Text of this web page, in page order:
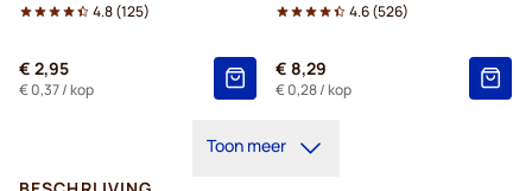
4.8(125)
€ 2,95
€ 0,37/ kop
4.6(526)
€ 8,29
€ 0,28/ kop
Toon meer